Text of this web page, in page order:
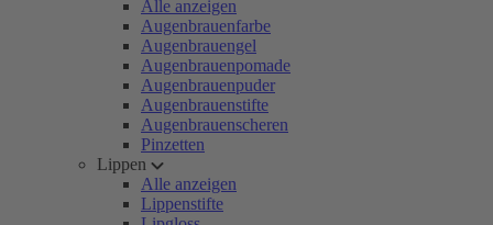
Alle anzeigen
Augenbrauenfarbe
Augenbrauengel
Augenbrauenpomade
Augenbrauenpuder
Augenbrauenstifte
Augenbrauenscheren
Pinzetten
Lippen
Alle anzeigen
Lippenstifte